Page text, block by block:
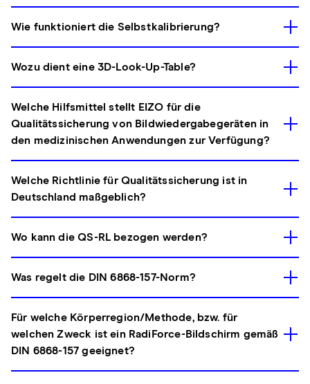
Wie funktioniert die Selbstkalibrierung?
Wozu dient eine 3D-Look-Up-Table?
Welche Hilfsmittel stellt EIZO für die
Qualitätssicherung von Bildwiedergabegeräten in
den medizinischen Anwendungen zur Verfügung?
Welche Richtlinie für Qualitätssicherung ist in
Deutschland maßgeblich?
Wo kann die QS-RL bezogen werden?
Was regelt die DIN 6868-157-Norm?
Für welche Körperregion/Methode, bzw. für
welchen Zweck ist ein RadiForce-Bildschirm gemäß
DIN 6868-157 geeignet?